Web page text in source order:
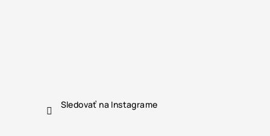
Sledovať na Instagrame